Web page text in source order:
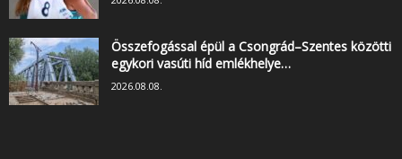
Összefogással épül a Csongrád–Szentes közötti
egykori vasúti híd emlékhelye…
2026.08.08.